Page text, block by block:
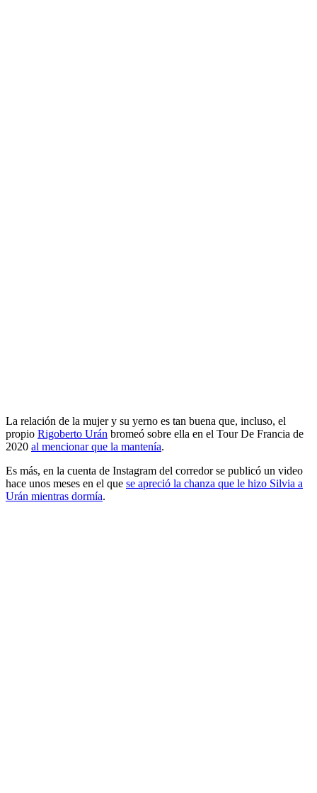
La relación de la mujer y su yerno es tan buena que, incluso, el
propio Rigoberto Urán bromeó sobre ella en el Tour De Francia de
2020 al mencionar que la mantenía.
Es más, en la cuenta de Instagram del corredor se publicó un video
hace unos meses en el que se apreció la chanza que le hizo Silvia a
Urán mientras dormía.